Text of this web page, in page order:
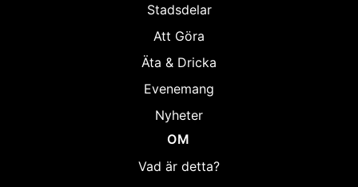
Stadsdelar
Att Göra
Äta & Dricka
Evenemang
Nyheter
OM
Vad är detta?